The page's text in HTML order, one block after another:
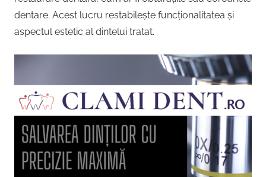
dentare. Acest lucru restabilește funcționalitatea și
aspectul estetic al dintelui tratat.